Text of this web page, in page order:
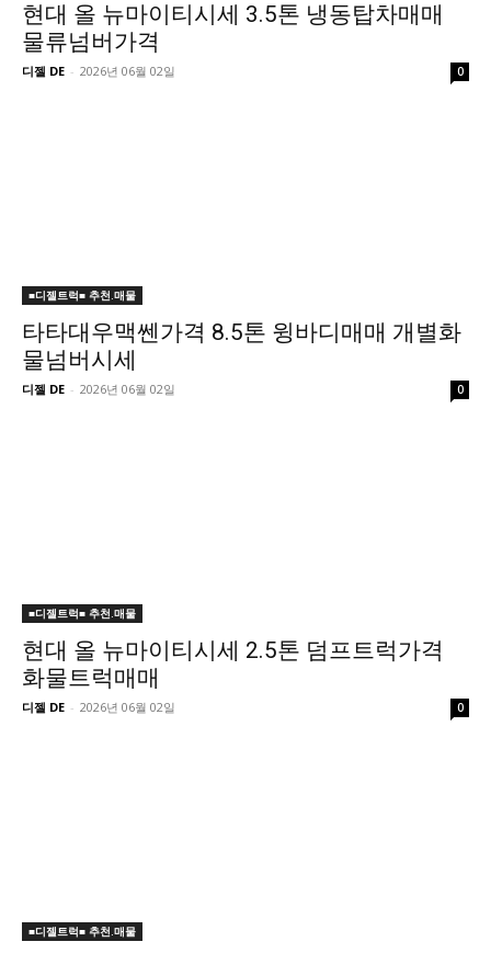
현대 올 뉴마이티시세 3.5톤 냉동탑차매매
물류넘버가격
디젤 DE - 2026년 06월 02일 0
■디젤트럭■ 추천.매물
타타대우맥쎈가격 8.5톤 윙바디매매 개별화
물넘버시세
디젤 DE - 2026년 06월 02일 0
■디젤트럭■ 추천.매물
현대 올 뉴마이티시세 2.5톤 덤프트럭가격
화물트럭매매
디젤 DE - 2026년 06월 02일 0
■디젤트럭■ 추천.매물